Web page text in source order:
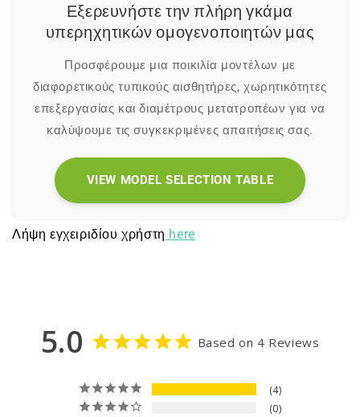
Εξερευνήστε την πλήρη γκάμα
υπερηχητικών ομογενοποιητών μας
Προσφέρουμε μια ποικιλία μοντέλων με
διαφορετικούς τυπικούς αισθητήρες, χωρητικότητες
επεξεργασίας και διαμέτρους μετατροπέων για να
καλύψουμε τις συγκεκριμένες απαιτήσεις σας.
VIEW MODEL SELECTION TABLE
Λήψη εγχειριδίου χρήστη here
5.0 Based on 4 Reviews
4
0